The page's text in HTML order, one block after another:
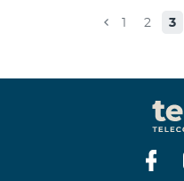
Իսակովի պողոտա 3/7
Ավանեսովի 8/1-2 10:00-
Արշակունյաց պողոտա
10:00-23:00
1 2 3